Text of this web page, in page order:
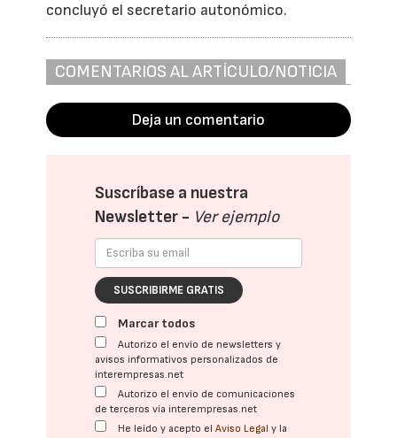
concluyó el secretario autonómico.
COMENTARIOS AL ARTÍCULO/NOTICIA
Deja un comentario
Suscríbase a nuestra
Newsletter - Ver ejemplo
SUSCRIBIRME GRATIS
Marcar todos
Autorizo el envío de newsletters y
avisos informativos personalizados de
interempresas.net
Autorizo el envío de comunicaciones
de terceros vía interempresas.net
He leído y acepto elAviso Legal y la